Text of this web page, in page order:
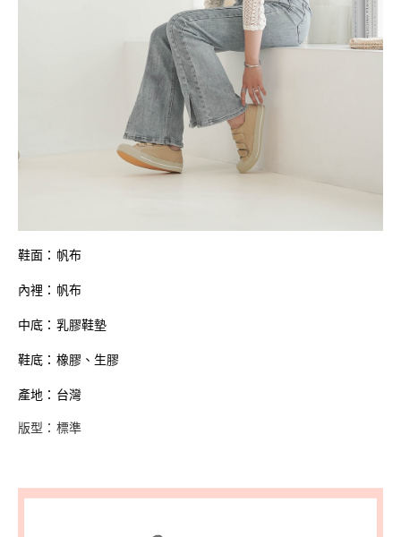
鞋面：帆布
內裡：帆布
中底：乳膠鞋墊
鞋底：橡膠、生膠
產地：台灣
版型：標準